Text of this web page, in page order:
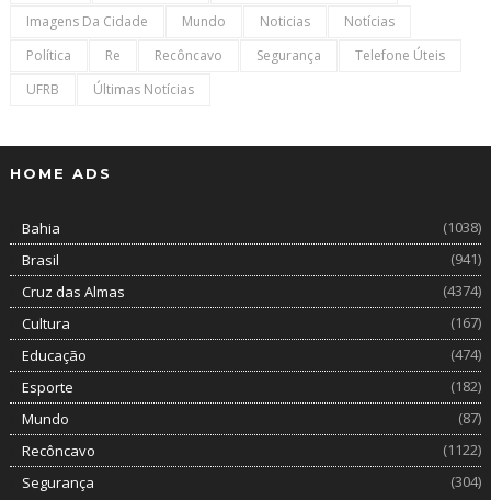
Imagens Da Cidade
Mundo Noticias
Notícias
Política
Re Recôncavo Segurança
Telefone Úteis
UFRB
Últimas Notícias
HOME ADS
Bahia
(1038)
Brasil
(941)
Cruz das Almas
(4374)
Cultura
(167)
Educação
(474)
Esporte
(182)
Mundo
(87)
Recôncavo
(1122)
Segurança
(304)